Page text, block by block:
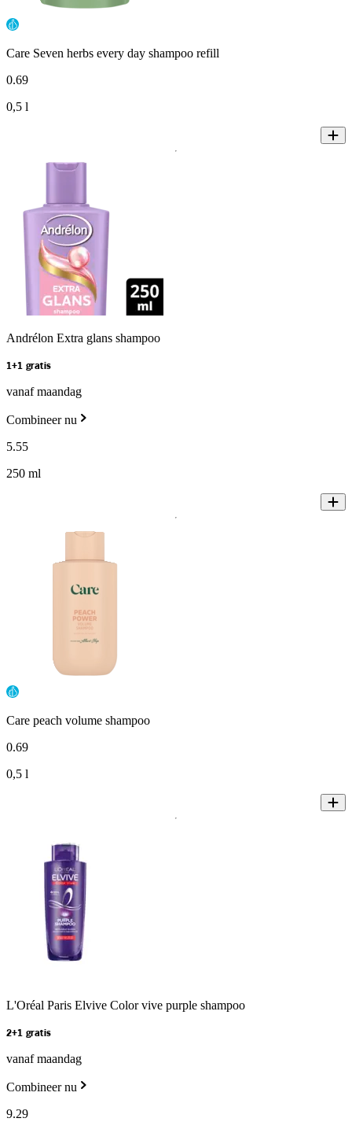
Care Seven herbs every day shampoo refill
0.69
0,5 l
Andrélon Extra glans shampoo
1+1 gratis
vanaf maandag
Combineer nu
5.55
250 ml
Care peach volume shampoo
0.69
0,5 l
L'Oréal Paris Elvive Color vive purple shampoo
2+1 gratis
vanaf maandag
Combineer nu
9.29